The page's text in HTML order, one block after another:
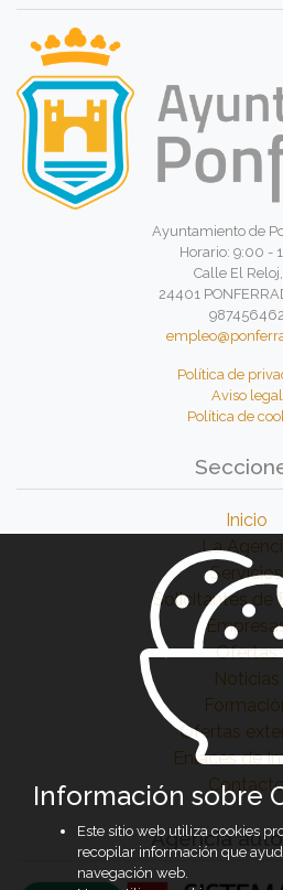
Ayuntamiento de
Horario: 9:00 -
Calle El
24401
987456462
Política de
Aviso legal
Política de
Inicio
La
Servicios
Solicitantes de
Ofertas
Noticias
Ofertas
Enlaces de
Agencia
Información sobre
Este sitio web utiliza cookies
recopilar información que
navegación web.